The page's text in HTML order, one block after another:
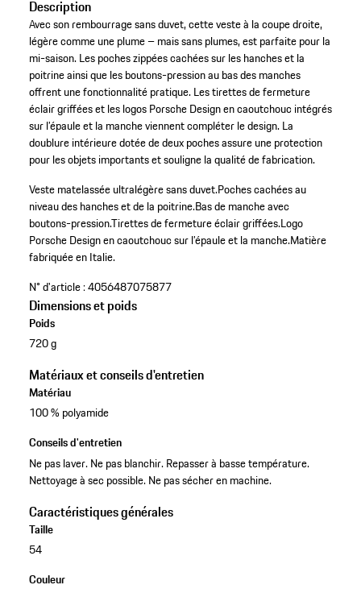
Description
Avec son rembourrage sans duvet, cette veste à la coupe droite,
légère comme une plume – mais sans plumes, est parfaite pour la
mi-saison. Les poches zippées cachées sur les hanches et la
poitrine ainsi que les boutons-pression au bas des manches
offrent une fonctionnalité pratique. Les tirettes de fermeture
éclair griffées et les logos Porsche Design en caoutchouc intégrés
sur l’épaule et la manche viennent compléter le design. La
doublure intérieure dotée de deux poches assure une protection
pour les objets importants et souligne la qualité de fabrication.
Veste matelassée ultralégère sans duvet.Poches cachées au
niveau des hanches et de la poitrine.Bas de manche avec
boutons-pression.Tirettes de fermeture éclair griffées.Logo
Porsche Design en caoutchouc sur l’épaule et la manche.Matière
fabriquée en Italie.
N° d'article :4056487075877
Dimensions et poids
Poids
720 g
Matériaux et conseils d'entretien
Matériau
100 % polyamide
Conseils d'entretien
Ne pas laver. Ne pas blanchir. Repasser à basse température.
Nettoyage à sec possible. Ne pas sécher en machine.
Caractéristiques générales
Taille
54
Couleur